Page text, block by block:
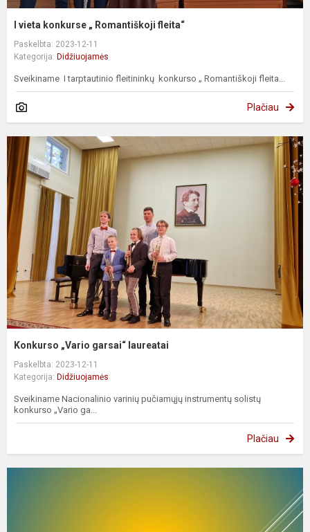
I vieta konkurse „ Romantiškoji fleita“
Paskelbta: 2023-12-11
Kategorija: Didžiuojamės
Sveikiname I tarptautinio fleitininkų konkurso „ Romantiškoji fleita...
Plačiau
Konkurso „Vario garsai“ laureatai
Paskelbta: 2023-12-11
Kategorija: Didžiuojamės
Sveikiname Nacionalinio varinių pučiamųjų instrumentų solistų
konkurso „Vario ga...
Plačiau